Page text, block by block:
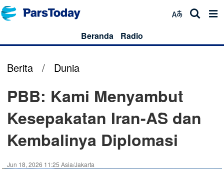
Beranda Radio
Berita / Dunia
PBB: Kami Menyambut
Kesepakatan Iran-AS dan
Kembalinya Diplomasi
Jun 18, 2026 11:25 Asia/Jakarta